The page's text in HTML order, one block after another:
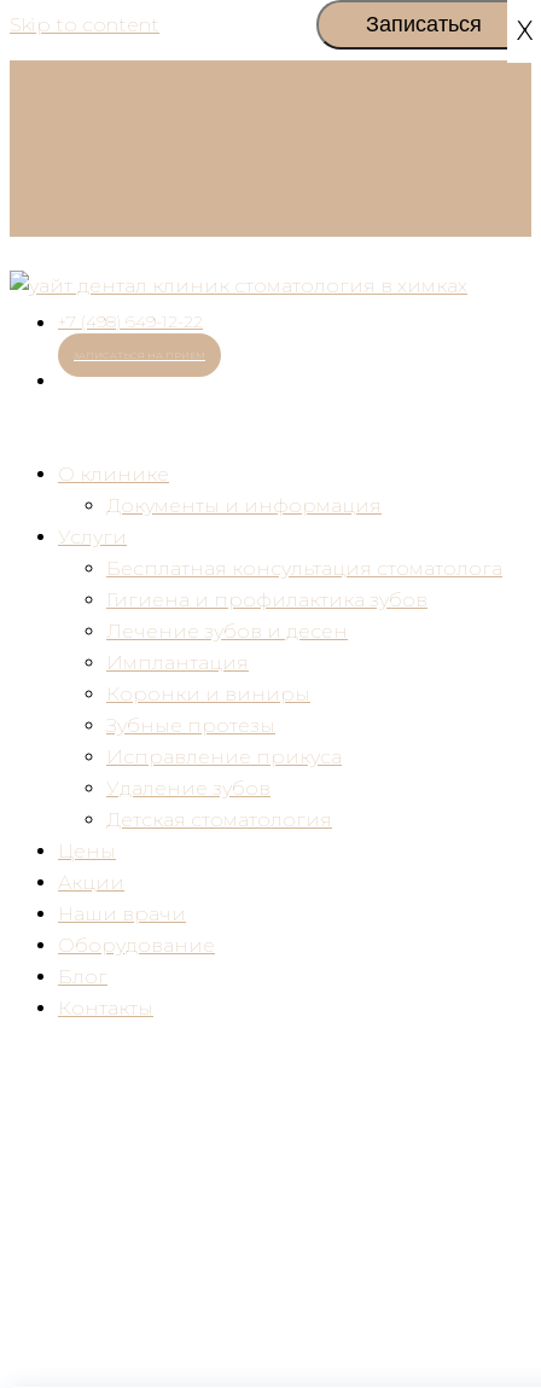
Skip to content
+7 (498) 649-12-22
ЗАПИСАТЬСЯ НА ПРИЕМ
О клинике
Документы и информация
Услуги
Бесплатная консультация стоматолога
Гигиена и профилактика зубов
Лечение зубов и десен
Имплантация
Коронки и виниры
Зубные протезы
Исправление прикуса
Удаление зубов
Детская стоматология
Цены
Акции
Наши врачи
Оборудование
Блог
Контакты
X